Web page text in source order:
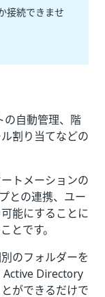
接続できませ
自動管理、階
割り当てなどの
トメーションの
との連携、ユー
能にすることに
とです。
のフォルダーを
Active Directory
ができるだけで